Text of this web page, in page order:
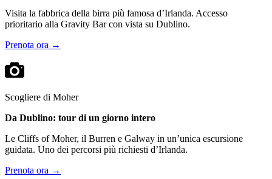
Visita la fabbrica della birra più famosa d’Irlanda. Accesso
prioritario alla Gravity Bar con vista su Dublino.
Prenota ora →
Scogliere di Moher
Da Dublino: tour di un giorno intero
Le Cliffs of Moher, il Burren e Galway in un’unica escursione
guidata. Uno dei percorsi più richiesti d’Irlanda.
Prenota ora →